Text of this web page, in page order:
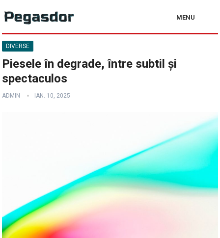
MENU
DIVERSE
Piesele în degrade, între subtil și
spectaculos
ADMIN IAN. 10, 2025